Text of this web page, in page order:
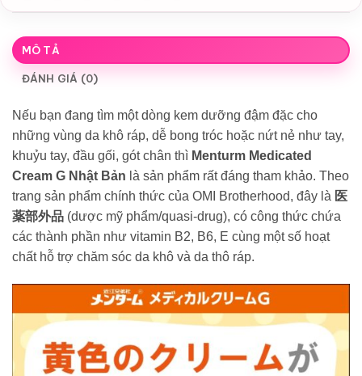
MÔ TẢ
ĐÁNH GIÁ (0)
Nếu bạn đang tìm một dòng kem dưỡng đậm đặc cho
những vùng da khô ráp, dễ bong tróc hoặc nứt nẻ như tay,
khuỷu tay, đầu gối, gót chân thì Menturm Medicated
Cream G Nhật Bản là sản phẩm rất đáng tham khảo. Theo
trang sản phẩm chính thức của OMI Brotherhood, đây là 医
薬部外品 (dược mỹ phẩm/quasi-drug), có công thức chứa
các thành phần như vitamin B2, B6, E cùng một số hoạt
chất hỗ trợ chăm sóc da khô và da thô ráp.